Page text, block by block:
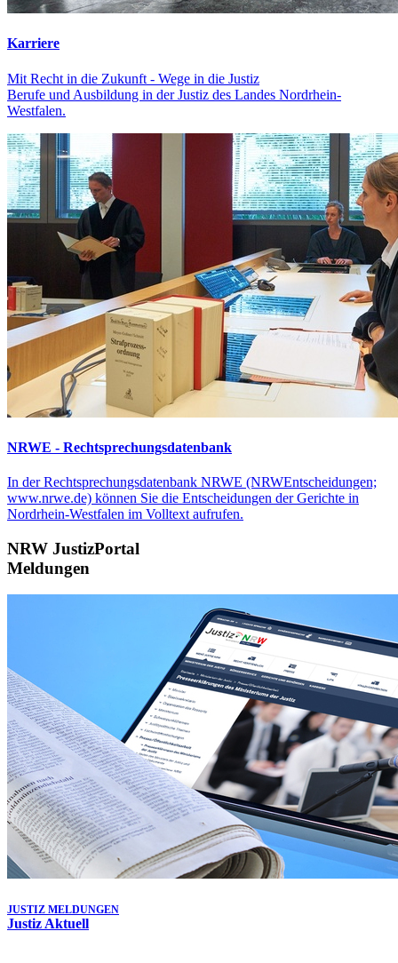
Karriere
Mit Recht in die Zukunft - Wege in die Justiz
Berufe und Ausbildung in der Justiz des Landes Nordrhein-
Westfalen.
NRWE - Rechtsprechungs­datenbank
In der Rechtsprechungsdatenbank NRWE (NRWEntscheidungen;
www.nrwe.de) können Sie die Entscheidungen der Gerichte in
Nordrhein-Westfalen im Volltext aufrufen.
NRW JustizPortal
Meldungen
JUSTIZ MELDUNGEN
Justiz Aktuell